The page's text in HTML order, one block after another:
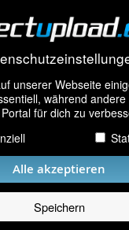
unserer Webseite
während
für dich zu
Alle akzeptieren
Speichern